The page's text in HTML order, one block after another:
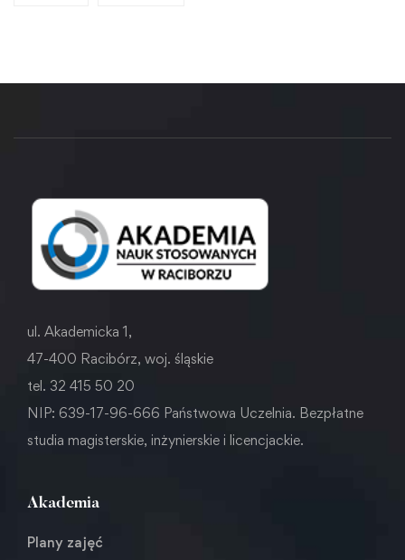
ul. Akademicka 1,
47-400 Racibórz, woj. śląskie
tel. 32 415 50 20
NIP: 639-17-96-666 Państwowa Uczelnia. Bezpłatne
studia magisterskie, inżynierskie i licencjackie.
Akademia
Plany zajęć